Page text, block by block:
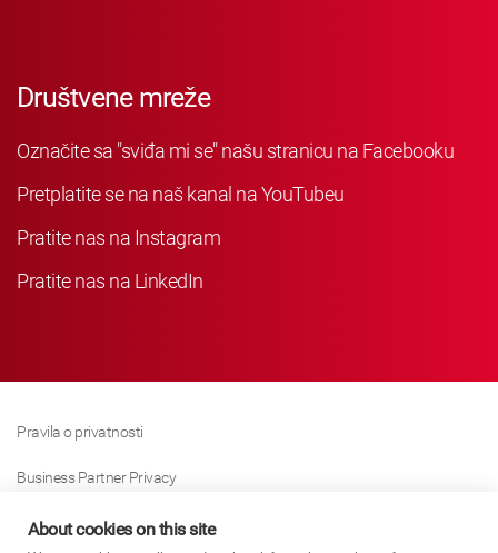
Društvene mreže
Označite sa "sviđa mi se" našu stranicu na Facebooku
Pretplatite se na naš kanal na YouTubeu
Pratite nas na Instagram
Pratite nas na LinkedIn
Pravila o privatnosti
Business Partner Privacy
Pravila O Kolačićima
About cookies on this site